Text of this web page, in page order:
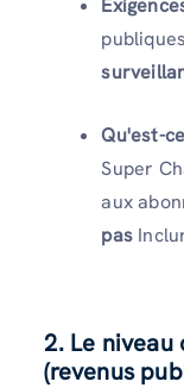
Qu'est-
Super
aux
pas
2. Le
(revenus